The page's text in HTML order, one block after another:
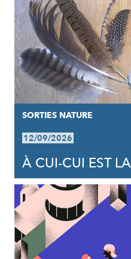
SORTIES NATURE
12/09/2026
À CUI-CUI EST